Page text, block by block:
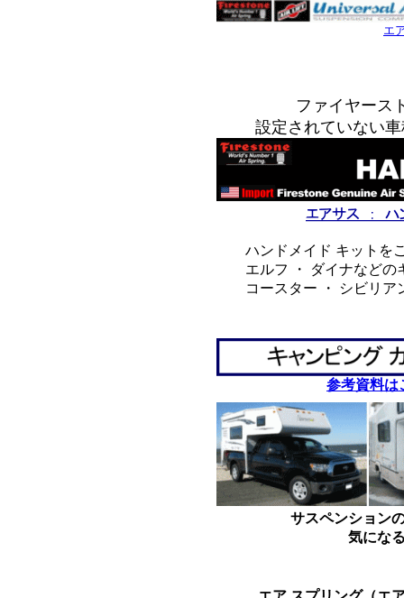
エ
ファイヤース
設定されていない
ハンドメイド キットをご
エルフ ・ ダイナなどの
コースター ・ シビリア
参考資料は
サスペンション
気にな